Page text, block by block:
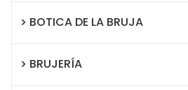
BOTICA DE LA BRUJA
BRUJERÍA